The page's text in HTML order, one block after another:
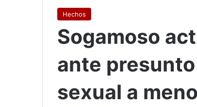
Hechos
Sogamoso
ante
sexual a